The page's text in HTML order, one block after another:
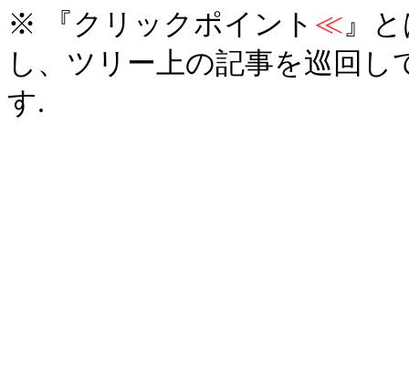
※ 『クリックポイント ≪』
し、ツリー上の記事を巡回
す.